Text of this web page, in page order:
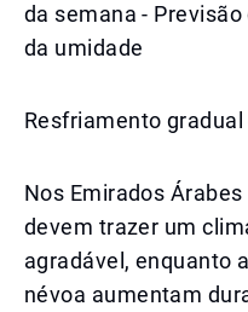
da semana -
da umidade
Resfriamento
Nos Emirados
devem trazer um
agradável, enquanto
névoa aumentam